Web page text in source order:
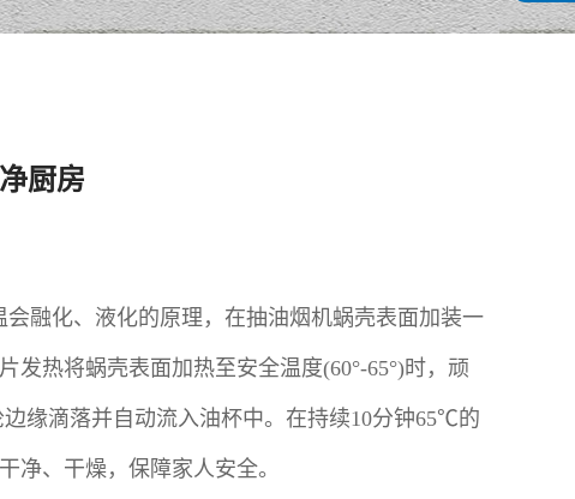
厨房
融化、液化的原理，在抽油烟机蜗壳表面加装一
热将蜗壳表面加热至安全温度(60°-65°)时，顽
缘滴落并自动流入油杯中。在持续10分钟65℃的
净、干燥，保障家人安全。